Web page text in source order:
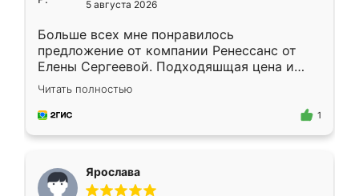
5 августа 2026
Больше всех мне понравилось
предложение от компании Ренессанс от
Елены Сергеевой. Подходяшщая цена и
короткие сроки изготовления. Приехавший
для замера сотрудник Владислав
предложил по моему эскизу самый
Читать полностью
1
Ярослава